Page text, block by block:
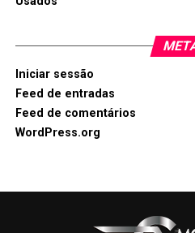
Iniciar sessão
Feed de entradas
Feed de comentários
WordPress.org